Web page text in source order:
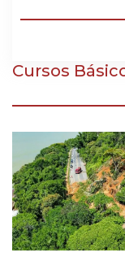
Cursos